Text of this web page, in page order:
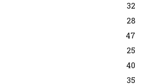
32
28
47
25
40
35